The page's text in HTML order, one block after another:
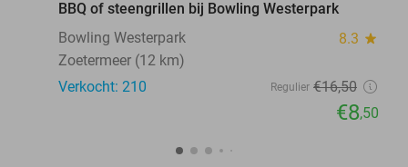
BBQ of steengrillen bij Bowling Westerpark
Bowling Westerpark
8.3 star
Zoetermeer (12 km)
Verkocht: 210
Regulier €16,50
€8,50